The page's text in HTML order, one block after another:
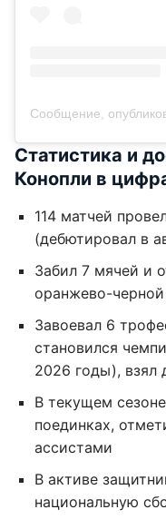
Статистика и
Конопли в
114 матчей
(дебютировал в
Забил 7 мячей и
оранжево-
Завоевал 6
становился
2026 годы), взял
В текущем
поединках,
ассистами
В активе
национальную